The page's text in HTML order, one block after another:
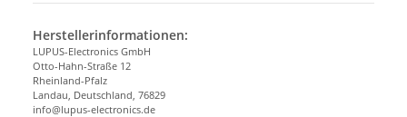
Herstellerinformationen:
LUPUS-Electronics GmbH
Otto-Hahn-Straße 12
Rheinland-Pfalz
Landau, Deutschland, 76829
info@lupus-electronics.de